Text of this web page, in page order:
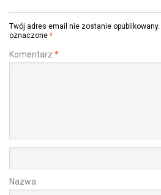
Twój adres email nie zostanie opublikowany.
oznaczone *
Komentarz *
Nazwa